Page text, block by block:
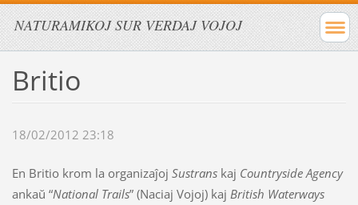
NATURAMIKOJ SUR VERDAJ VOJOJ
Britio
18/02/2012 23:18
En Britio krom la organizaĵoj Sustrans kaj Countryside Agency
ankaŭ “National Trails” (Naciaj Vojoj) kaj British Waterways